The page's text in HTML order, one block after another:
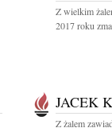
Z wielkim
2017 roku
JACEK
Z żalem